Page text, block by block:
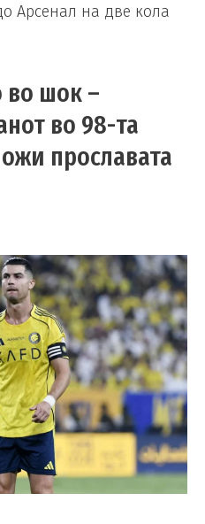
Арсенал на две кола
во шок –
во 98-та
прославата